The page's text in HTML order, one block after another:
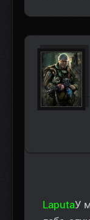
LaputaУ